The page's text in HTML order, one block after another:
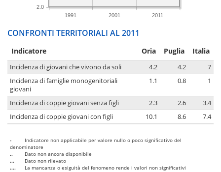
1991 2001 2011
2.0
CONFRONTI TERRITORIALI AL 2011
Indicatore Oria Puglia Italia
Incidenza di giovani che vivono da soli 4.2 4.2
7
Incidenza di famiglie monogenitoriali
giovani
1.1 0.8 1
Incidenza di coppie giovani senza figli 2.3 2.6
3.4
Incidenza di coppie giovani con figli
10.1 8.6 7.4
-
Indicatore non applicabile per valore nullo o poco significativo del
denominatore
..
Dato non ancora disponibile
...
Dato non rilevato
....
La mancanza o esiguità del fenomeno rende i valori non significativi